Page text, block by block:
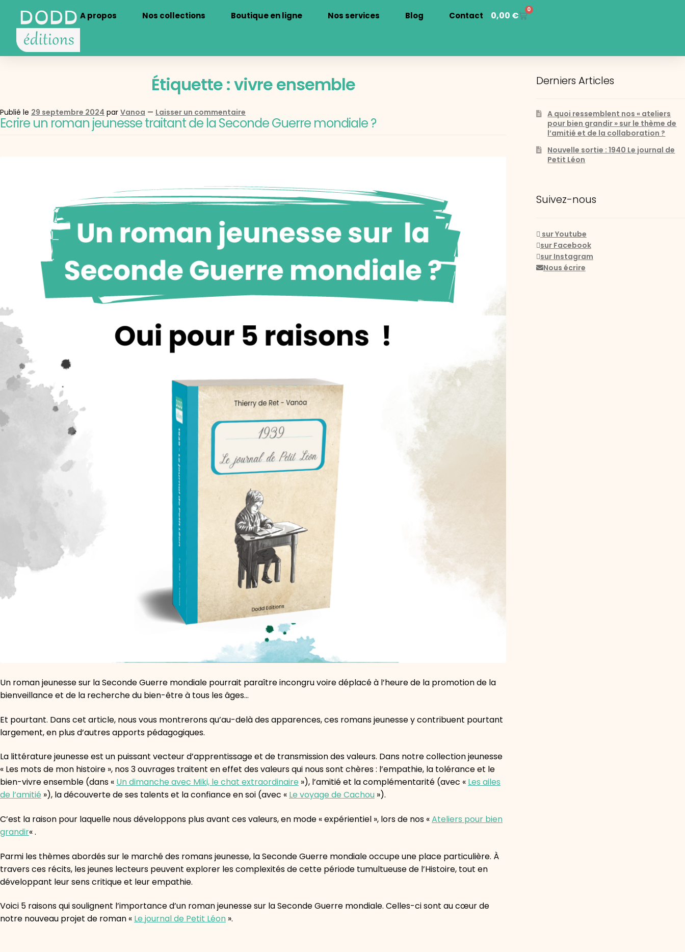
A propos Nos collections Boutique en ligne Nos services Blog Contact 0,00 €
0
Étiquette :vivre ensemble
Publié le 29 septembre 2024 par Vanoa — Laisser un commentaire
Ecrire un roman jeunesse traitant de la Seconde Guerre mondiale ?
Un roman jeunesse sur la Seconde Guerre mondiale pourrait paraître incongru voire déplacé à l’heure de la promotion de la
bienveillance et de la recherche du bien-être à tous les âges…
Et pourtant. Dans cet article, nous vous montrerons qu’au-delà des apparences, ces romans jeunesse y contribuent pourtant
largement, en plus d’autres apports pédagogiques.
La littérature jeunesse est un puissant vecteur d’apprentissage et de transmission des valeurs. Dans notre collection jeunesse
« Les mots de mon histoire », nos 3 ouvrages traitent en effet des valeurs qui nous sont chères : l’empathie, la tolérance et le
bien-vivre ensemble (dans « Un dimanche avec Miki, le chat extraordinaire »), l’amitié et la complémentarité (avec « Les ailes
de l’amitié »), la découverte de ses talents et la confiance en soi (avec « Le voyage de Cachou »).
C’est la raison pour laquelle nous développons plus avant ces valeurs, en mode « expérientiel », lors de nos «Ateliers pour bien
grandir« .
Parmi les thèmes abordés sur le marché des romans jeunesse, la Seconde Guerre mondiale occupe une place particulière. À
travers ces récits, les jeunes lecteurs peuvent explorer les complexités de cette période tumultueuse de l’Histoire, tout en
développant leur sens critique et leur empathie.
Voici 5 raisons qui soulignent l’importance d’un roman jeunesse sur la Seconde Guerre mondiale. Celles-ci sont au cœur de
notre nouveau projet de roman « Le journal de Petit Léon ».
Derniers Articles
A quoi ressemblent nos « ateliers
pour bien grandir » sur le thème de
l’amitié et de la collaboration ?
Nouvelle sortie : 1940 Le journal de
Petit Léon
Suivez-nous
sur Youtube
sur Facebook
sur Instagram
Nous écrire